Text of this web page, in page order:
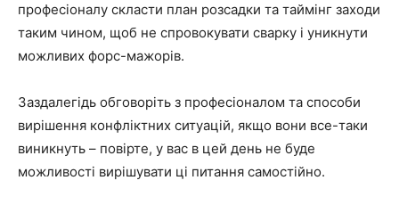
професіоналу скласти план розсадки та таймінг заходи
таким чином, щоб не спровокувати сварку і уникнути
можливих форс-мажорів.
Заздалегідь обговоріть з професіоналом та способи
вирішення конфліктних ситуацій, якщо вони все-таки
виникнуть – повірте, у вас в цей день не буде
можливості вирішувати ці питання самостійно.